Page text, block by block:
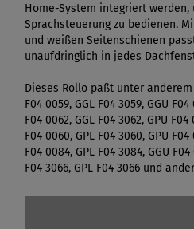
Home-System integriert werden,
Sprachsteuerung zu bedienen.
und weißen Seitenschienen
unaufdringlich in jedes
Dieses Rollo paßt unter
F04 0059, GGL F04 3059, GGU
F04 0062, GGL F04 3062, GPU F04
F04 0060, GPL F04 3060, GPU F04
F04 0084, GPL F04 3084, GGU
F04 3066, GPL F04 3066 und